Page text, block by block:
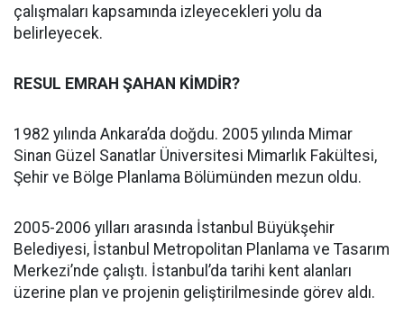
çalışmaları kapsamında izleyecekleri yolu da
belirleyecek.
RESUL EMRAH ŞAHAN KİMDİR?
1982 yılında Ankara’da doğdu. 2005 yılında Mimar
Sinan Güzel Sanatlar Üniversitesi Mimarlık Fakültesi,
Şehir ve Bölge Planlama Bölümünden mezun oldu.
2005-2006 yılları arasında İstanbul Büyükşehir
Belediyesi, İstanbul Metropolitan Planlama ve Tasarım
Merkezi’nde çalıştı. İstanbul’da tarihi kent alanları
üzerine plan ve projenin geliştirilmesinde görev aldı.